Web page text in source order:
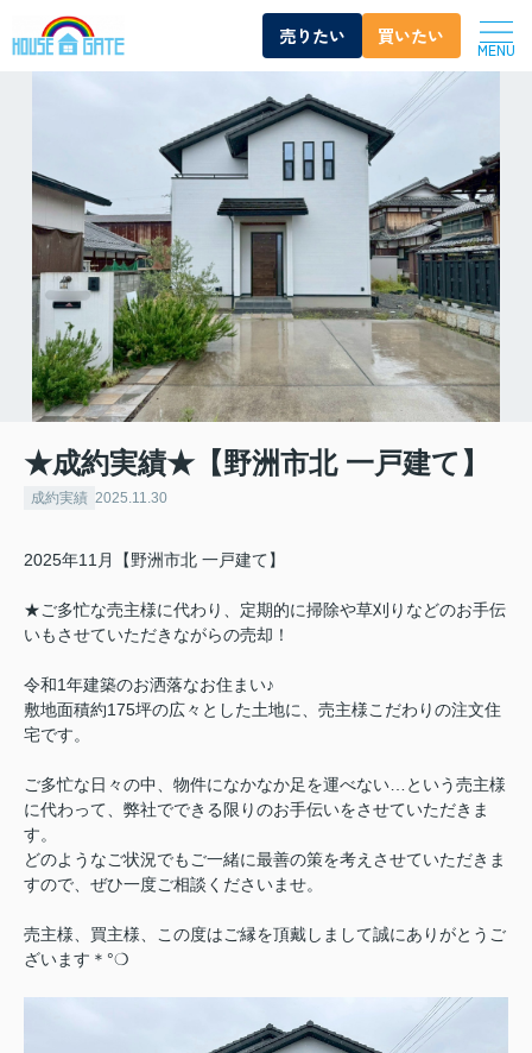
売りたい 買いたい
MENU
★成約実績★【野洲市北 一戸建て】
成約実績 2025.11.30
2025年11月【野洲市北 一戸建て】
★ご多忙な売主様に代わり、定期的に掃除や草刈りなどのお手伝
いもさせていただきながらの売却！
令和1年建築のお洒落なお住まい♪
敷地面積約175坪の広々とした土地に、売主様こだわりの注文住
宅です。
ご多忙な日々の中、物件になかなか足を運べない…という売主様
に代わって、弊社でできる限りのお手伝いをさせていただきま
す。
どのようなご状況でもご一緒に最善の策を考えさせていただきま
すので、ぜひ一度ご相談くださいませ。
売主様、買主様、この度はご縁を頂戴しまして誠にありがとうご
ざいます＊°❍